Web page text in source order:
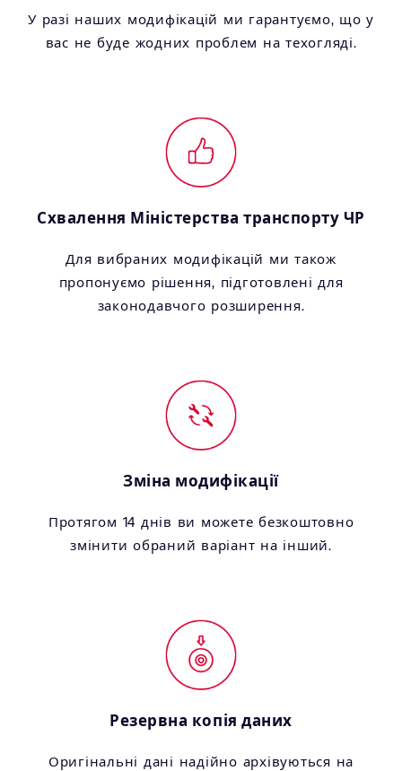
У разі наших модифікацій ми гарантуємо, що у
вас не буде жодних проблем на техогляді.
Схвалення Міністерства транспорту ЧР
Для вибраних модифікацій ми також
пропонуємо рішення, підготовлені для
законодавчого розширення.
Зміна модифікації
Протягом 14 днів ви можете безкоштовно
змінити обраний варіант на інший.
Резервна копія даних
Оригінальні дані надійно архівуються на